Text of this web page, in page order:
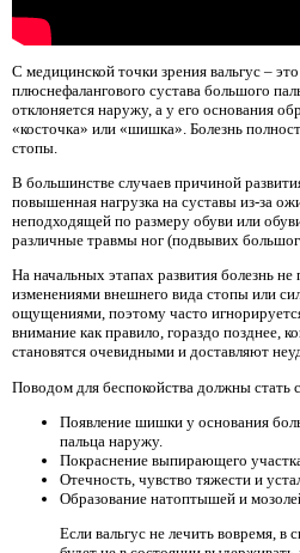
С медицинской точки зрения вальгус –
плюснефалангового сустава большого
отклоняется наружу, а у его основания
«косточка» или «шишка». Болезнь
стопы.
В большинстве случаев причиной
повышенная нагрузка на суставы из-за
неподходящей по размеру обуви или
различные травмы ног (подвывих
На начальных этапах развития болезнь
изменениями внешнего вида стопы или
ощущениями, поэтому часто
внимание как правило, гораздо позднее,
становятся очевидными и доставляют
Поводом для беспокойства должны
Появление шишки у основания
пальца наружу.
Покраснение выпирающего
Отечность, чувство тяжести и
Образование натоптышей и
Если вальгус не лечить вовремя, в